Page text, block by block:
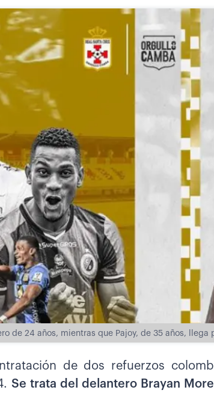
de 24 años, mientras que Pajoy, de 35 años,
de dos refuerzos
Se trata del delantero Brayan